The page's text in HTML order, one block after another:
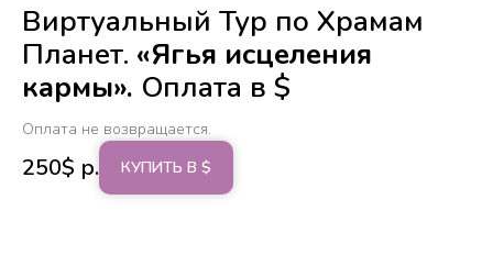
Виртуальный Тур по Храмам
Планет. «Ягья исцеления
кармы». Оплата в $
Оплата не возвращается.
250$ р. КУПИТЬ В $